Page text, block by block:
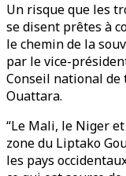
Un risque que les
se disent prêtes à
le chemin de la
par le vice-
Conseil national
Ouattara.
“Le Mali, le Niger
zone du Liptako
les pays